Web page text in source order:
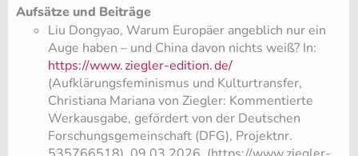
Aufsätze und Beiträge
Liu Dongyao, Warum Europäer angeblich nur ein
Auge haben – und China davon nichts weiß? In:
https://www.ziegler-edition.de/
(Aufklärungsfeminismus und Kulturtransfer,
Christiana Mariana von Ziegler: Kommentierte
Werkausgabe, gefördert von der Deutschen
Forschungsgemeinschaft (DFG), Projektnr.